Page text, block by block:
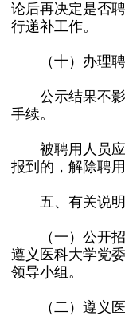
论后再决定是否
行递补工作。
（十）办理聘
公示结果不影
手续。
被聘用人员应
报到的，解除聘用
五、有关说明
（一）公开招
遵义医科大学党
领导小组。
（二）遵义医